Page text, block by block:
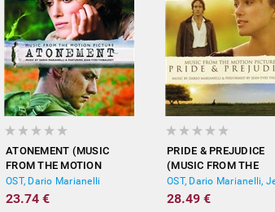
ATONEMENT (MUSIC
FROM THE MOTION
PICTURE)
OST, Dario Marianelli
23.74 €
PRIDE & PREJUDICE
(MUSIC FROM THE
MOTION PICTURE)
28.49 €